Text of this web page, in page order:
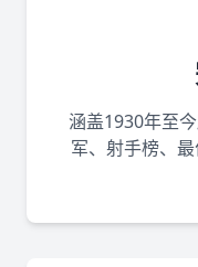
涵盖1930年至
军、射手榜、